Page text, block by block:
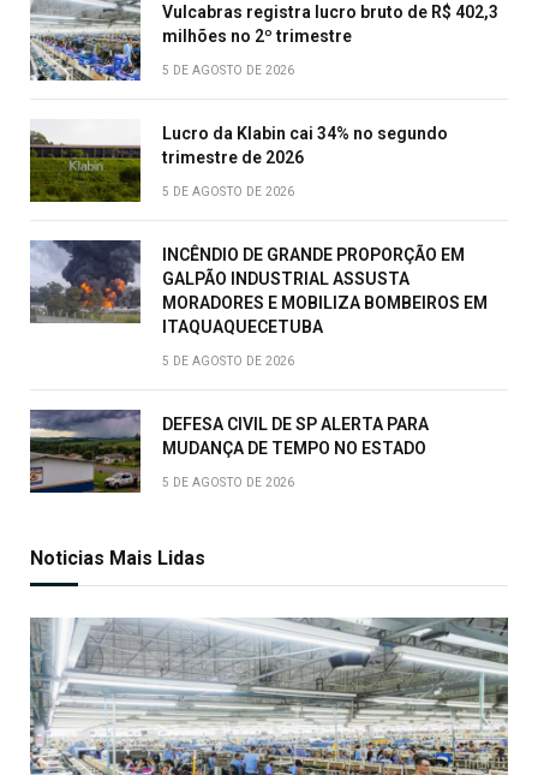
Vulcabras registra lucro bruto de R$ 402,3
milhões no 2º trimestre
5 DE AGOSTO DE 2026
Lucro da Klabin cai 34% no segundo
trimestre de 2026
5 DE AGOSTO DE 2026
INCÊNDIO DE GRANDE PROPORÇÃO EM
GALPÃO INDUSTRIAL ASSUSTA
MORADORES E MOBILIZA BOMBEIROS EM
ITAQUAQUECETUBA
5 DE AGOSTO DE 2026
DEFESA CIVIL DE SP ALERTA PARA
MUDANÇA DE TEMPO NO ESTADO
5 DE AGOSTO DE 2026
Noticias Mais Lidas